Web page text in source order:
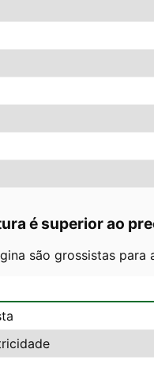
é superior ao
são grossistas